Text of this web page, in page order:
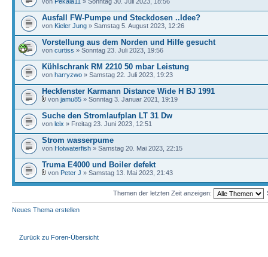
Ausfall FW-Pumpe und Steckdosen ..Idee?
von Kieler Jung » Samstag 5. August 2023, 12:26
Vorstellung aus dem Norden und Hilfe gesucht
von curtiss » Sonntag 23. Juli 2023, 19:56
Kühlschrank RM 2210 50 mbar Leistung
von harryzwo » Samstag 22. Juli 2023, 19:23
Heckfenster Karmann Distance Wide H BJ 1991
von jamu85 » Sonntag 3. Januar 2021, 19:19
Suche den Stromlaufplan LT 31 Dw
von leix » Freitag 23. Juni 2023, 12:51
Strom wasserpume
von Hotwaterfish » Samstag 20. Mai 2023, 22:15
Truma E4000 und Boiler defekt
von Peter J » Samstag 13. Mai 2023, 21:43
Themen der letzten Zeit anzeigen:
Neues Thema erstellen
Zurück zu Foren-Übersicht